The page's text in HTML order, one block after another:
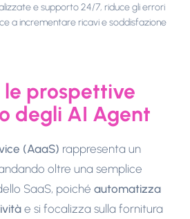
e supporto 24/7, riduce gli errori
a incrementare ricavi e soddisfazione
le prospettive
degli AI Agent
(AaaS) rappresenta un
oltre una semplice
SaaS, poiché automatizza
e si focalizza sulla fornitura